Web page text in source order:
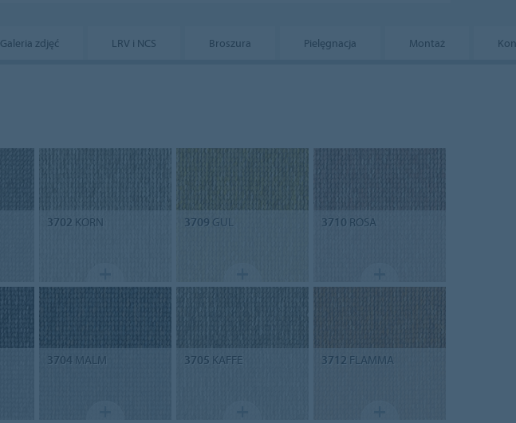
Galeria zdjęć LRV i NCS Broszura Pielęgnacja Montaż
3702 KORN 3709 GUL 3710 ROSA
3704MALM 3705 KAFFE 3712 FLAMMA